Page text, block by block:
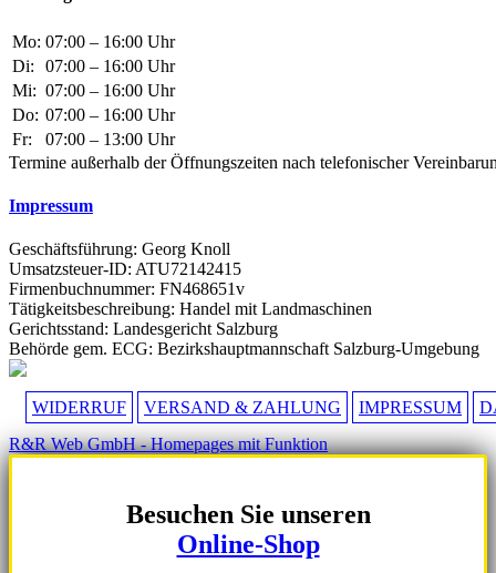
Mo: 07:00 – 16:00 Uhr
Di:
07:00 – 16:00 Uhr
Mi: 07:00 – 16:00 Uhr
Do: 07:00 – 16:00 Uhr
Fr:
07:00 – 13:00 Uhr
Termine außerhalb der Öffnungszeiten nach telefonischer
Impressum
Geschäftsführung: Georg Knoll
Umsatzsteuer-ID: ATU72142415
Firmenbuchnummer: FN468651v
Tätigkeitsbeschreibung: Handel mit Landmaschinen
Gerichtsstand: Landesgericht Salzburg
Behörde gem. ECG: Bezirkshauptmannschaft Salzburg-Umgebung
WIDERRUF VERSAND & ZAHLUNG IMPRESSUM
R&R Web GmbH - Homepages mit Funktion
Besuchen Sie unseren
Online-Shop